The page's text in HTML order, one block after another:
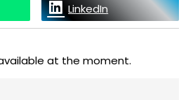
LinkedIn
at the moment.